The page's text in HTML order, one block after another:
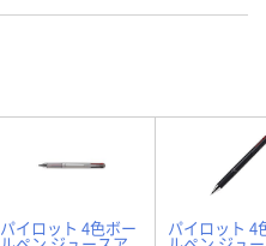
パイロット 4色ボー パイロット 4